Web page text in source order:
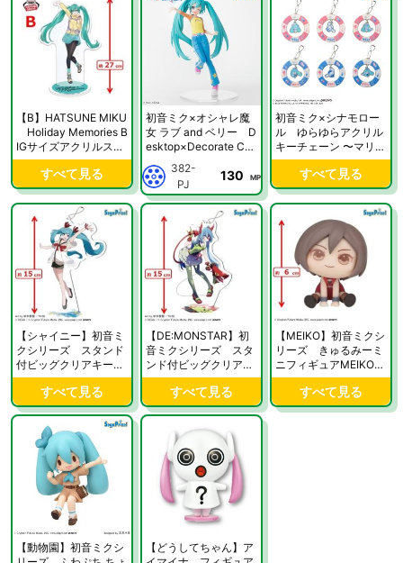
【B】HATSUNE MIKU
Holiday Memories B
IGサイズアクリルスタ
ンド
すべて見る
初音ミク×オシャレ魔
女 ラブ and ベリー D
esktop×Decorate Coll
ブ衣装Ver.
382-
PJ
130 MP
初音ミク×シナモロー
ル ゆらゆらアクリル
キーチェーン 〜マリン
スタイル〜
すべて見る
【シャイニー】初音ミ
クシリーズ スタンド
付ビッグクリアキーチ
ェーン シャイニー＆D
E:MONSTAR
すべて見る
【DE:MONSTAR】初
音ミクシリーズ スタ
ンド付ビッグクリアキ
ーチェーン シャイニー
＆DE:MONSTAR
すべて見る
【MEIKO】初音ミクシ
リーズ きゅるみーミ
ニフィギュアMEIKO＆
KAITO
すべて見る
【動物園】初音ミクシ
【どうしてちゃん】ア